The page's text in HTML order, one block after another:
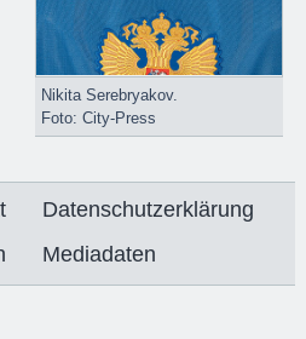
Nikita Serebryakov.
Foto: City-Press
Datenschutzerklärung
Mediadaten